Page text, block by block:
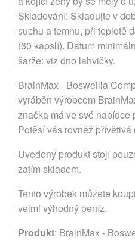
Skladování: Skladujte v
suchu a temnu, při teplotě
(60 kapslí). Datum
šarže: viz dno lahvičky.
BrainMax - Boswellia
vyráběn výrobcem
značka má ve své nabídce
Potěší vás rovněž přívětivá
Uvedený produkt stojí
zatím skladem.
Tento výrobek můžete
velmi výhodný peníz.
Produkt: BrainMax -